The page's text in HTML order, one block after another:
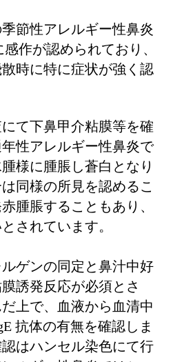
節性アレルギー性鼻炎
感作が認められており、
時に特に症状が強く認
て下鼻甲介粘膜等を確
性アレルギー性鼻炎で
様に腫脹し蒼白となり
同様の所見を認めるこ
腫脹することもあり、
されています。
ゲンの同定と鼻汁中好
誘発反応が必須とさ
上で、血液から血清中
抗体の有無を確認しま
はハンセル染色にて行